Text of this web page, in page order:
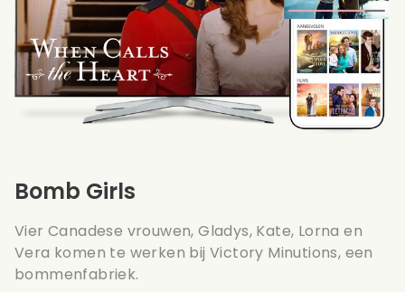
Bomb Girls
Vier Canadese vrouwen, Gladys, Kate, Lorna en
Vera komen te werken bij Victory Minutions, een
bommenfabriek.